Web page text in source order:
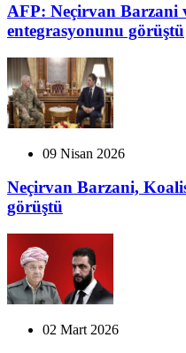
AFP: Neçirvan Barzani
entegrasyonunu görüştü
09 Nisan 2026
Neçirvan Barzani,
görüştü
02 Mart 2026